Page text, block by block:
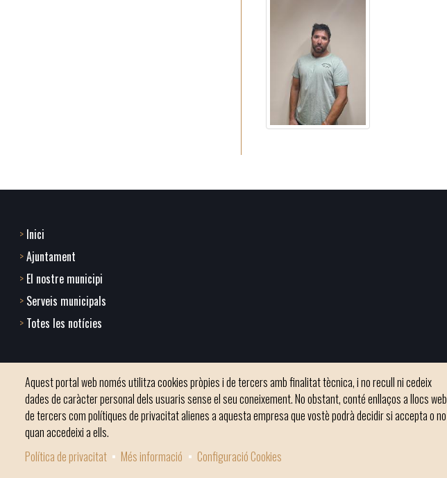
Footer
menu
1
Home
2
Inici
Ajuntament
El nostre municipi
Serveis municipals
Totes les notícies
Aquest portal web només utilitza cookies pròpies i de tercers amb finalitat tècnica, i no recull ni cedeix
dades de caràcter personal dels usuaris sense el seu coneixement. No obstant, conté enllaços a llocs web
de tercers com polítiques de privacitat alienes a aquesta empresa que vostè podrà decidir si accepta o no
quan accedeixi a ells.
Política de privacitat
Més informació Configuració Cookies